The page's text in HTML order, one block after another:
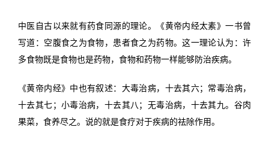
历史
180期
177期
“本土文学”栏目征稿
《源》杂志简介
登录
中医自古以来就有药食同源的理论。《黄帝内经太素》一书曾
写道：空腹食之为食物，患者食之为药物。这一理论认为：许
多食物既是食物也是药物，食物和药物一样能够防治疾病。
《黄帝内经》中也有叙述：大毒治病，十去其六；常毒治病，
十去其七；小毒治病，十去其八；无毒治病，十去其九。谷肉
果菜，食养尽之。说的就是食疗对于疾病的祛除作用。